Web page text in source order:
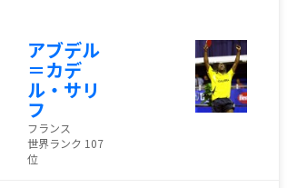
アブデル
＝カデ
ル・サリ
フ
フランス
世界ランク 107
位